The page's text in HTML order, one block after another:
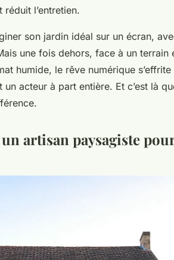
l’entretien.
son jardin idéal sur un écran,
une fois dehors, face à un terrain
humide, le rêve numérique
un acteur à part entière. Et c’est là
artisan paysagiste